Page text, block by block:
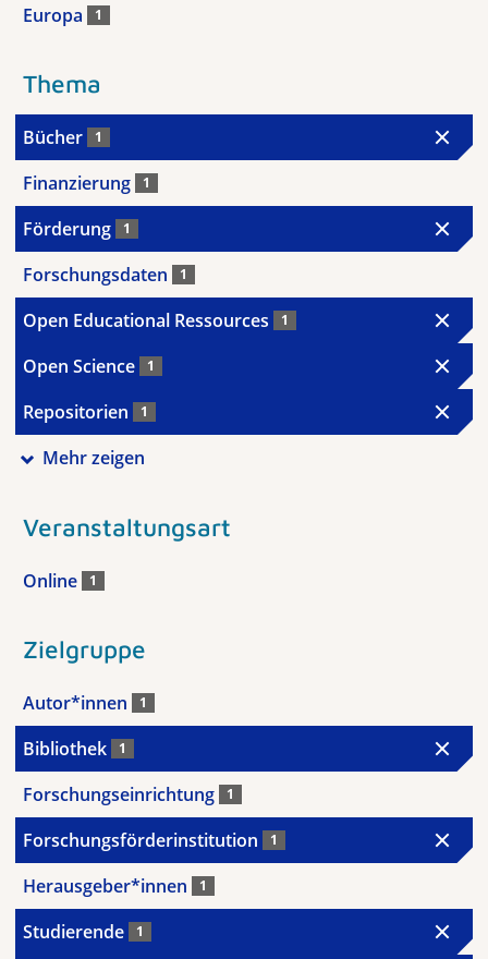
Europa 1
Thema
Bücher 1
Finanzierung 1
Förderung 1
Forschungsdaten 1
Open Educational Ressources 1
Open Science 1
Repositorien 1
Mehr zeigen
Veranstaltungsart
Online 1
Zielgruppe
Autor*innen 1
Bibliothek 1
Forschungseinrichtung 1
Forschungsförderinstitution 1
Herausgeber*innen 1
Studierende 1